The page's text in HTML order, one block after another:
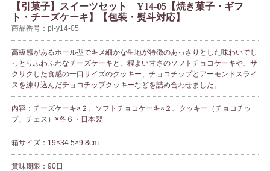
【引菓子】スイーツセット Y14-05【焼き菓子・ギフ
ト・チーズケーキ】【包装・熨斗対応】
商品番号：pl-y14-05
高級感があるホール型でキメ細かな生地が特徴のあっさりとした味わいでし
っとりふわふわなチーズケーキと、程よい甘さのソフトチョコケーキや、サ
クサクした食感の一口サイズのクッキー、チョコチップとアーモンドスライ
スを練り込んだチョコチップクッキーなどを詰め合わせました。
内容：チーズケーキ×２、ソフトチョコケーキ×２、クッキー（チョコチッ
プ、チェス）×各６・日本製
箱サイズ：19×34.5×9.8cm
賞味期限：90日